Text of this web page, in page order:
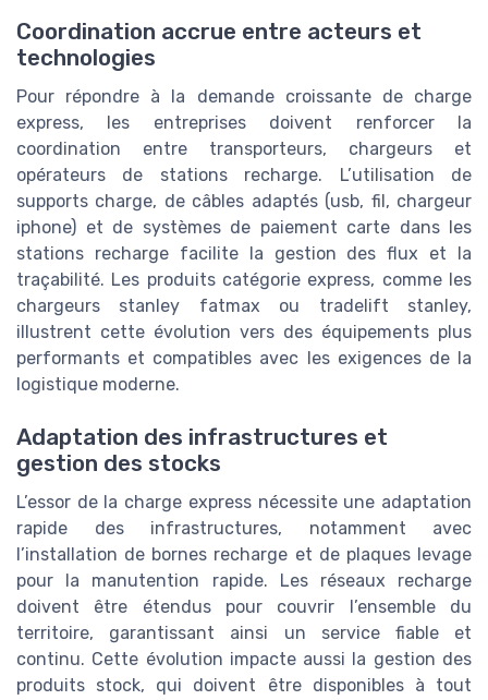
Coordination accrue entre acteurs et
technologies
Pour répondre à la demande croissante de charge
express, les entreprises doivent renforcer la
coordination entre transporteurs, chargeurs et
opérateurs de stations recharge. L’utilisation de
supports charge, de câbles adaptés (usb, fil, chargeur
iphone) et de systèmes de paiement carte dans les
stations recharge facilite la gestion des flux et la
traçabilité. Les produits catégorie express, comme les
chargeurs stanley fatmax ou tradelift stanley,
illustrent cette évolution vers des équipements plus
performants et compatibles avec les exigences de la
logistique moderne.
Adaptation des infrastructures et
gestion des stocks
L’essor de la charge express nécessite une adaptation
rapide des infrastructures, notamment avec
l’installation de bornes recharge et de plaques levage
pour la manutention rapide. Les réseaux recharge
doivent être étendus pour couvrir l’ensemble du
territoire, garantissant ainsi un service fiable et
continu. Cette évolution impacte aussi la gestion des
produits stock, qui doivent être disponibles à tout